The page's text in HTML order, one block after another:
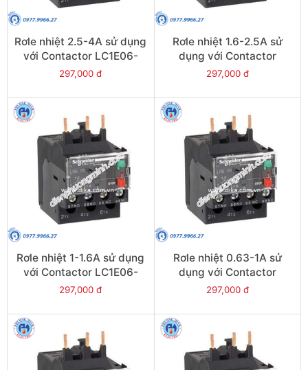
Rơle nhiệt 2.5-4A sử dụng
với Contactor LC1E06-
E38 - Model LRE08
297,000 đ
Rơle nhiệt 1.6-2.5A sử
dụng với Contactor
LC1E06-E38 - Model
297,000 đ
Rơle nhiệt 1-1.6A sử dụng
với Contactor LC1E06-
E38 - Model LRE06
297,000 đ
Rơle nhiệt 0.63-1A sử
dụng với Contactor
LC1E06-E38 - Model
297,000 đ